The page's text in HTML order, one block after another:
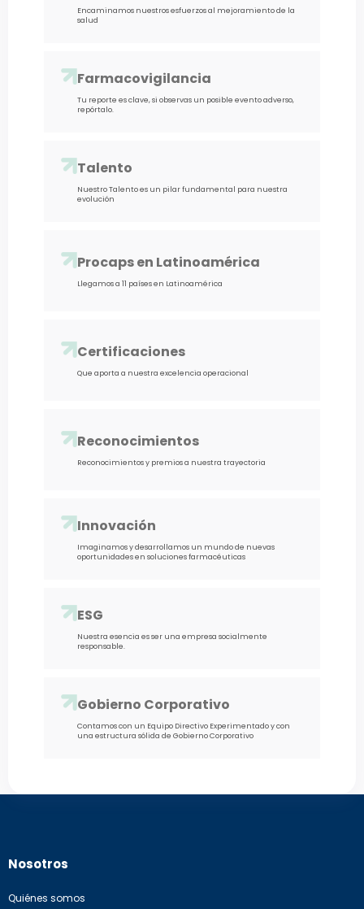
Encaminamos nuestros esfuerzos al mejoramiento de la
salud
Farmacovigilancia
Tu reporte es clave, si observas un posible evento adverso,
repórtalo.
Talento
Nuestro Talento es un pilar fundamental para nuestra
evolución
Procaps en Latinoamérica
Llegamos a 11 países en Latinoamérica
Certificaciones
Que aporta a nuestra excelencia operacional
Reconocimientos
Reconocimientos y premios a nuestra trayectoria
Innovación
Imaginamos y desarrollamos un mundo de nuevas
oportunidades en soluciones farmacéuticas
ESG
Nuestra esencia es ser una empresa socialmente
responsable.
Gobierno Corporativo
Contamos con un Equipo Directivo Experimentado y con
una estructura sólida de Gobierno Corporativo
Nosotros
Quiénes somos